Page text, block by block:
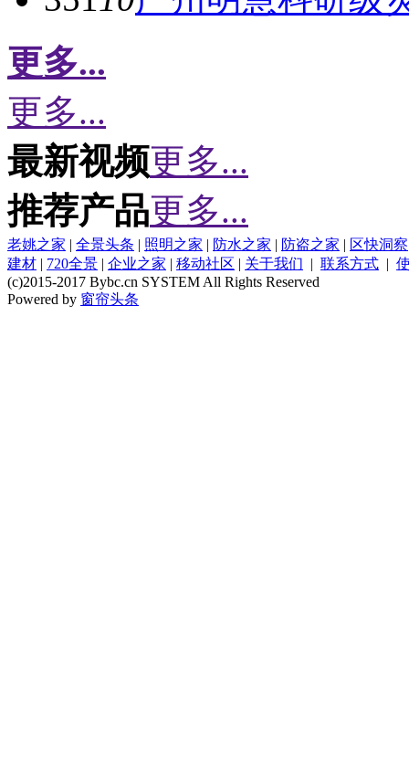
更多...
更多...
最新视频更多...
推荐产品更多...
老姚之家 | 全景头条 | 照明之家 | 防水之家 | 防盗之家 | 区快洞察
建材 | 720全景 | 企业之家 | 移动社区 | 关于我们 | 联系方式 |
(c)2015-2017 Bybc.cn SYSTEM All Rights Reserved
Powered by 窗帘头条